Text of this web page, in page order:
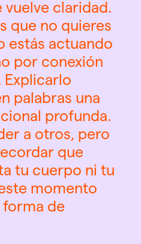
vuelve claridad.
que no quieres
estás actuando
por conexión
Explicarlo
palabras una
profunda.
a otros, pero
que
tu cuerpo ni tu
momento
forma de